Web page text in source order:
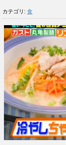
カテゴリ: 食